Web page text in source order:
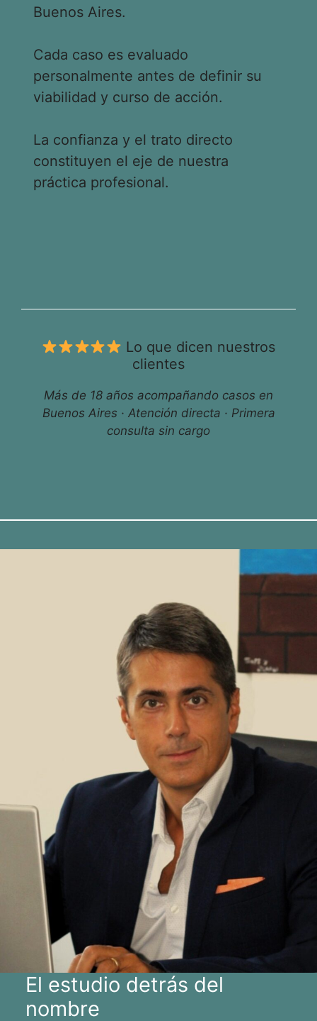
Buenos Aires.
Cada caso es evaluado
personalmente antes de definir su
viabilidad y curso de acción.
La confianza y el trato directo
constituyen el eje de nuestra
práctica profesional.
Lo que dicen nuestros
clientes
Más de 18 años acompañando casos en
Buenos Aires · Atención directa · Primera
consulta sin cargo
El estudio detrás del
nombre